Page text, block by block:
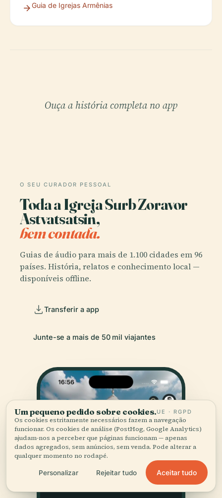
Guia de Igrejas Armênias
Ouça a história completa no app
O SEU CURADOR PESSOAL
Toda a Igreja Surb Zoravor
Astvatsatsin,
bem contada.
Guias de áudio para mais de 1.100 cidades em 96
países. História, relatos e conhecimento local —
disponíveis offline.
Transferir a app
Junte-se a mais de 50 mil viajantes
Um pequeno pedido sobre cookies.UE · RGPD
Os cookies estritamente necessários fazem a navegação
funcionar. Os cookies de análise (PostHog, Google Analytics)
ajudam-nos a perceber que páginas funcionam — apenas
dados agregados, sem anúncios, sem venda. Pode alterar a
qualquer momento no rodapé.
Personalizar Rejeitar tudo Aceitar tudo